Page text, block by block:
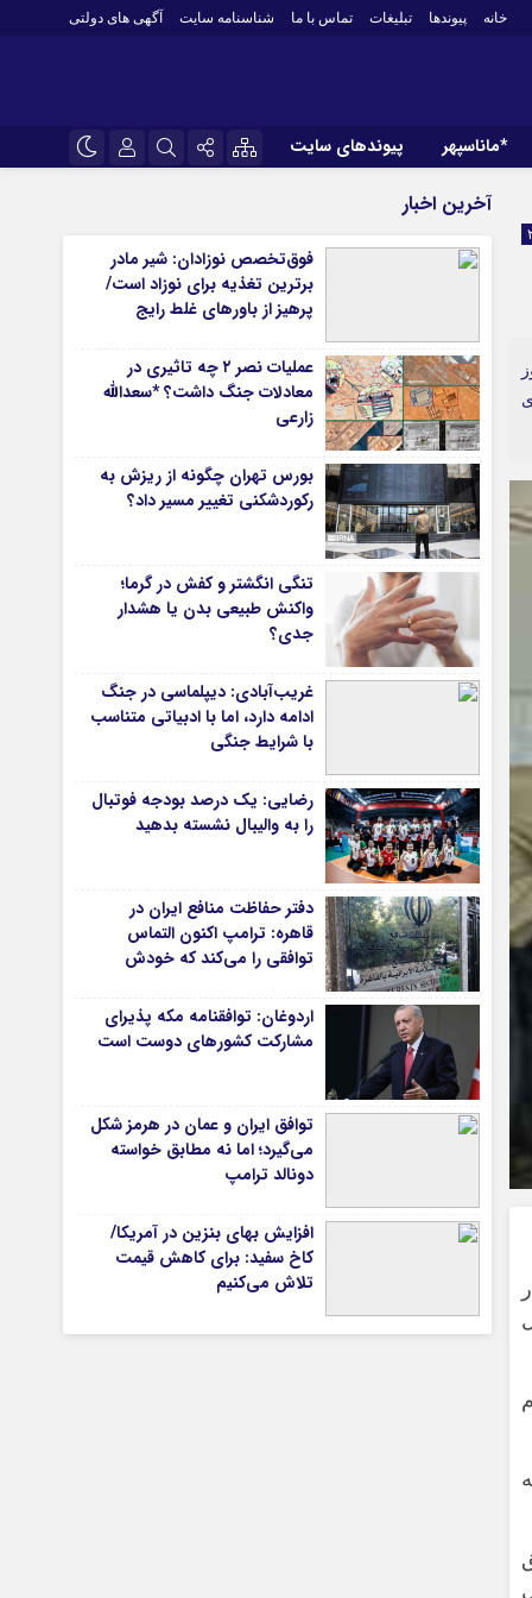
خانه پیوندها تبلیغات تماس با ما شناسنامه سایت آگهی های دولتی
*ماناسپهر پیوندهای سایت
سروش
ایتا
آپارات مرا به خاطر بسپار
آوری اطلاعات
باشگاه پرسپولیس
باشگاه استقلال
ورزشهای رزمی
ورزش زنان
توپ و تور
سایر حوزه ها
*جامعه
دانشگاه
آموزش و پرورش
بهداشت و درمان
حوادث، انتظامی
شهری و رفاهی
شهرداری و شورای شهر
*ماناسپهر
اطلاعیه
پیام تبریک ماناسپهر
پیام تسلیت ماناسپهر
پیوندهای سایت
وی
آخرین اخبار
فوق‌تخصص نوزادان: شیر مادر
برترین تغذیه برای نوزاد است/
پرهیز از باورهای غلط رایج
عملیات نصر ۲ چه تاثیری در
معادلات جنگ داشت؟ *سعدالله
زارعی
بورس تهران چگونه از ریزش به
رکوردشکنی تغییر مسیر داد؟
تنگی انگشتر و کفش در گرما؛
واکنش طبیعی بدن یا هشدار
جدی؟
غریب‌آبادی: دیپلماسی در جنگ
ادامه دارد، اما با ادبیاتی متناسب
با شرایط جنگی
رضایی: یک درصد بودجه فوتبال
را به والیبال نشسته بدهید
دفتر حفاظت منافع ایران در
قاهره: ترامپ اکنون التماس
توافقی را می‌کند که خودش
اردوغان: توافقنامه مکه پذیرای
مشارکت کشورهای دوست است
توافق ایران و عمان در هرمز شکل
می‌گیرد؛ اما نه مطابق خواسته
دونالد ترامپ
افزایش بهای بنزین در آمریکا/
کاخ سفید: برای کاهش قیمت
تلاش می‌کنیم